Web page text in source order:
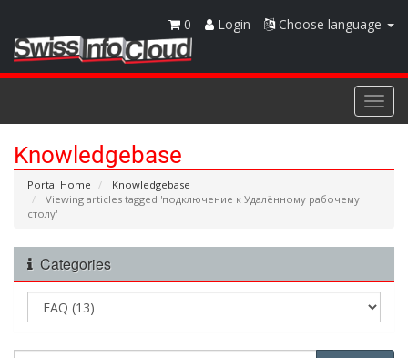
Choose language
Login
0
Knowledgebase
Portal Home
Knowledgebase
Viewing articles tagged 'подключение к Удалённому рабочему
столу'
Categories